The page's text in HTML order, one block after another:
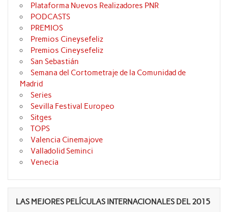
Plataforma Nuevos Realizadores PNR
PODCASTS
PREMIOS
Premios Cineysefeliz
Premios Cineysefeliz
San Sebastián
Semana del Cortometraje de la Comunidad de
Madrid
Series
Sevilla Festival Europeo
Sitges
TOPS
Valencia Cinemajove
Valladolid Seminci
Venecia
LAS MEJORES PELÍCULAS INTERNACIONALES DEL 2015